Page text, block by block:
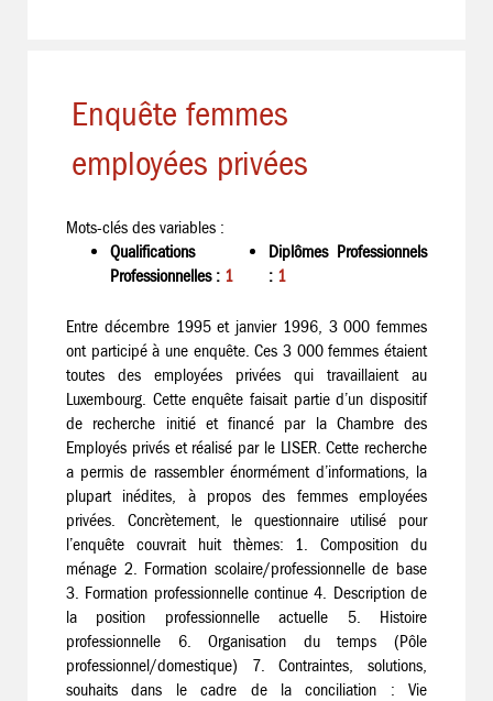
Enquête femmes
employées privées
Mots-clés des variables :
Qualifications
Professionnelles : 1
Diplômes Professionnels
: 1
Entre décembre 1995 et janvier 1996, 3 000 femmes
ont participé à une enquête. Ces 3 000 femmes étaient
toutes des employées privées qui travaillaient au
Luxembourg. Cette enquête faisait partie d’un dispositif
de recherche initié et financé par la Chambre des
Employés privés et réalisé par le LISER. Cette recherche
a permis de rassembler énormément d’informations, la
plupart inédites, à propos des femmes employées
privées. Concrètement, le questionnaire utilisé pour
l’enquête couvrait huit thèmes: 1. Composition du
ménage 2. Formation scolaire/professionnelle de base
3. Formation professionnelle continue 4. Description de
la position professionnelle actuelle 5. Histoire
professionnelle 6. Organisation du temps (Pôle
professionnel/domestique) 7. Contraintes, solutions,
souhaits dans le cadre de la conciliation : Vie